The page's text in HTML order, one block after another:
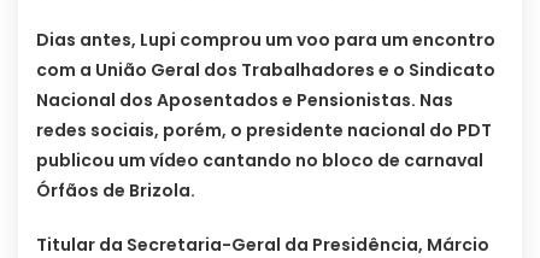
Dias antes, Lupi comprou um voo para um encontro
com a União Geral dos Trabalhadores e o Sindicato
Nacional dos Aposentados e Pensionistas. Nas
redes sociais, porém, o presidente nacional do PDT
publicou um vídeo cantando no bloco de carnaval
Órfãos de Brizola.
Titular da Secretaria-Geral da Presidência, Márcio